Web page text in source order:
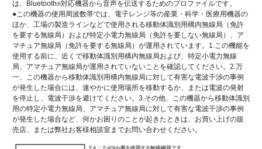
は、Bluetooth®対応機器から音声を伝送するためのプロファイルです。
●この機器の使用周波数帯では、電子レンジ等の産業・科学・医療用機器の
ほか、工場の製造ラインなどで使用される移動体識別用構内無線局（免許
を要する無線局）および特定小電力無線局（免許を要しない無線局）、ア
マチュア無線局（免許を要する無線局）が運用されています。1.この機能を
使用する前に、近くで移動体識別用構内無線局および、特定小電力無線
局、アマチュア無線局が運用されていないことを確認してください。2.万
一、この機器から移動体識別用構内無線局に対して有害な電波干渉の事例
が発生した場合には、速やかに使用場所を移動するか、または電波の発射
を停止し、電波干渉を避けてください。3.その他、この機器から移動体識別
用の特定小電力無線局、アマチュア無線局に対して有害な電波干渉の事例
が発生した場合など、何かお困りのことが起きたときは、お買い上げの販
売店、または弊社お客様相談室までお問い合わせください。